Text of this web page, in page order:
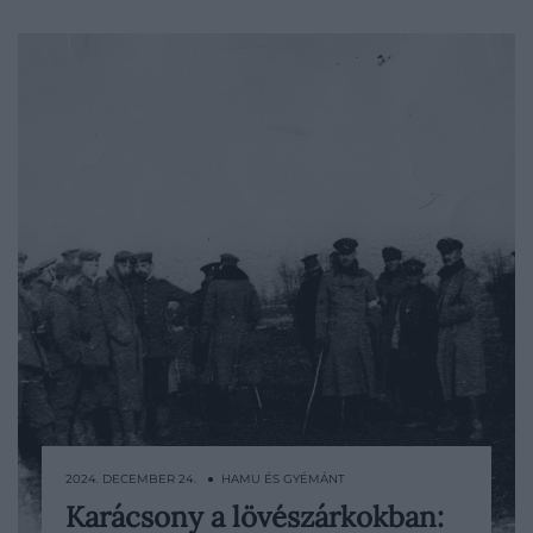
2024. DECEMBER 24. ● HAMU ÉS GYÉMÁNT
Karácsony a lövészárkokban: